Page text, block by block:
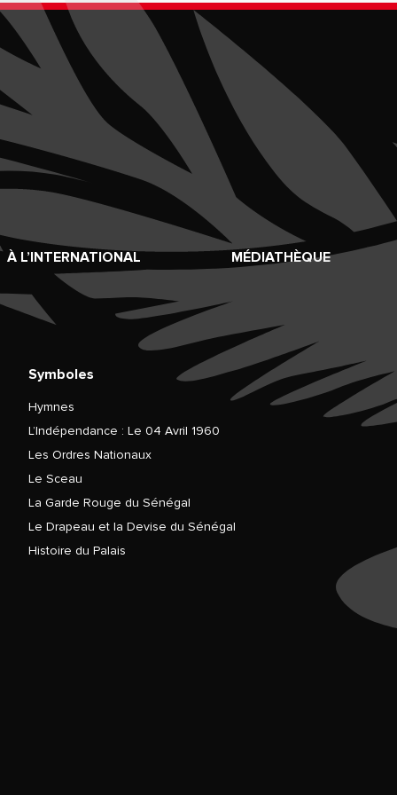
À L’INTERNATIONAL MÉDIATHÈQUE
Symboles
Hymnes
L’Indépendance : Le 04 Avril 1960
Les Ordres Nationaux
Le Sceau
La Garde Rouge du Sénégal
Le Drapeau et la Devise du Sénégal
Histoire du Palais